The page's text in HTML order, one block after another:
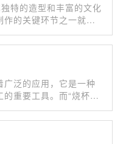
特的造型和丰富的文化
的关键环节之一就是
泛的应用，它是一种
重要工具。而“烧杯拉